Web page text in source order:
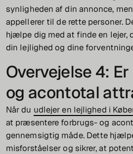
synligheden af din annonce,
appellerer til de rette personer.
hjælpe dig med at finde en lejer,
din lejlighed og dine
Overvejelse 4:
og acontotal
Når du udlejer en lejlighed i
at præsentere forbrugs- og
gennemsigtig måde. Dette
misforståelser og sikrer, at